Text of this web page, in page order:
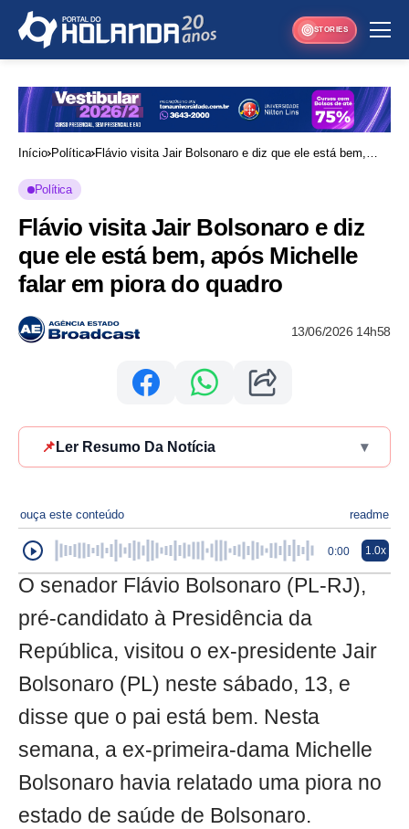
STORIES
Início Política Flávio visita Jair Bolsonaro e diz que ele está bem,
Política
Flávio visita Jair Bolsonaro e diz
que ele está bem, após Michelle
falar em piora do quadro
13/06/2026 14h58
📌 Ler Resumo Da Notícia ▾
ouça este conteúdo readme
0:00 1.0x
O senador Flávio Bolsonaro (PL-RJ),
pré-candidato à Presidência da
República, visitou o ex-presidente Jair
Bolsonaro (PL) neste sábado, 13, e
disse que o pai está bem. Nesta
semana, a ex-primeira-dama Michelle
Bolsonaro havia relatado uma piora no
estado de saúde de Bolsonaro.